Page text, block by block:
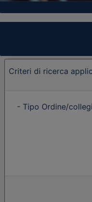
Criteri di ricerca
- Tipo Ordine/